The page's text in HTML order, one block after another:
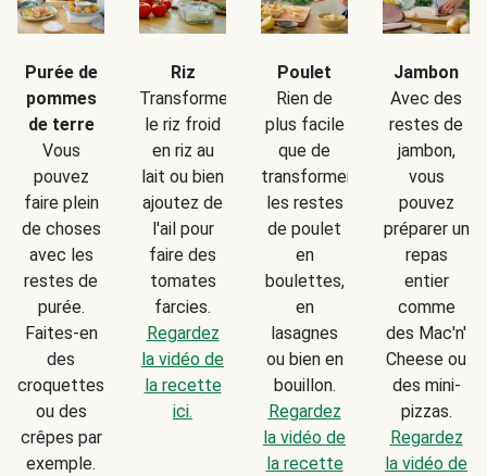
Purée de
pommes
de terre
Vous
pouvez
faire plein
de choses
avec les
restes de
purée.
Faites-en
des
croquettes
ou des
crêpes par
exemple.
Riz
Transformez
le riz froid
en riz au
lait ou bien
ajoutez de
l'ail pour
faire des
tomates
farcies.
Regardez
la vidéo de
la recette
ici.
Poulet
Rien de
plus facile
que de
transformer
les restes
de poulet
en
boulettes,
en
lasagnes
ou bien en
bouillon.
Regardez
la vidéo de
la recette
Jambon
Avec des
restes de
jambon,
vous
pouvez
préparer un
repas
entier
comme
des Mac'n'
Cheese ou
des mini-
pizzas.
Regardez
la vidéo de